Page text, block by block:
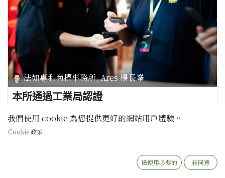
法如專利商標事務所, Ares 楊長峯
本所通過工業局認證
財產權法務服務 2. 智慧財產權分析服務 3. 智慧財產權取得服務 4. 智慧
財產權侵權分析服務 5. 智慧財產權管理與運用制度服務 經過政府認證
的事務所，絕對值得您的信賴...
我們使用 cookie 為您提供更好的網站用戶體驗。
Cookie 政策
僅使用必要的 我同意